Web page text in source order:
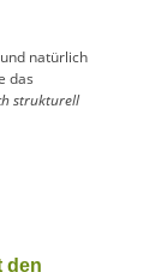
natürlich
das
strukturell
den